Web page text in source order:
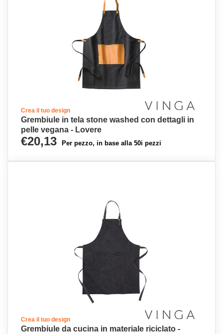
Crea il tuo design
Grembiule in tela stone washed con dettagli in
pelle vegana - Lovere
€20,13 Per pezzo, in base alla 50i pezzi
Crea il tuo design
Grembiule da cucina in materiale riciclato -